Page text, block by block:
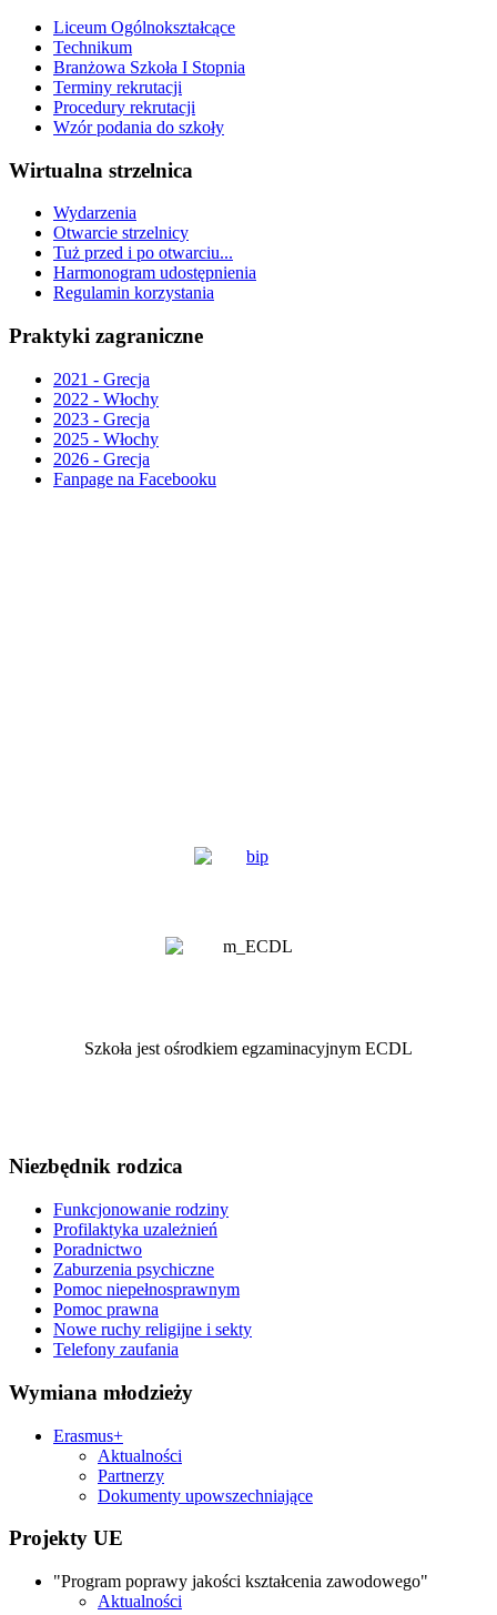
Liceum Ogólnokształcące
Technikum
Branżowa Szkoła I Stopnia
Terminy rekrutacji
Procedury rekrutacji
Wzór podania do szkoły
Wirtualna strzelnica
Wydarzenia
Otwarcie strzelnicy
Tuż przed i po otwarciu...
Harmonogram udostępnienia
Regulamin korzystania
Praktyki zagraniczne
2021 - Grecja
2022 - Włochy
2023 - Grecja
2025 - Włochy
2026 - Grecja
Fanpage na Facebooku
Szkoła jest ośrodkiem egzaminacyjnym ECDL
Niezbędnik rodzica
Funkcjonowanie rodziny
Profilaktyka uzależnień
Poradnictwo
Zaburzenia psychiczne
Pomoc niepełnosprawnym
Pomoc prawna
Nowe ruchy religijne i sekty
Telefony zaufania
Wymiana młodzieży
Erasmus+
Aktualności
Partnerzy
Dokumenty upowszechniające
Projekty UE
"Program poprawy jakości kształcenia zawodowego"
Aktualności